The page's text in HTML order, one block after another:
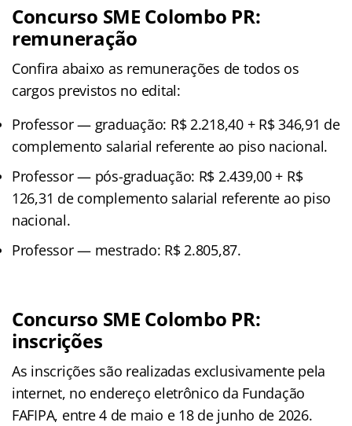
Concurso SME Colombo PR:
remuneração
Confira abaixo as remunerações de todos os
cargos previstos no edital:
Professor — graduação: R$ 2.218,40 + R$ 346,91 de
complemento salarial referente ao piso nacional.
Professor — pós-graduação: R$ 2.439,00 + R$
126,31 de complemento salarial referente ao piso
nacional.
Professor — mestrado: R$ 2.805,87.
Concurso SME Colombo PR:
inscrições
As inscrições são realizadas exclusivamente pela
internet, no endereço eletrônico da Fundação
FAFIPA, entre 4 de maio e 18 de junho de 2026.